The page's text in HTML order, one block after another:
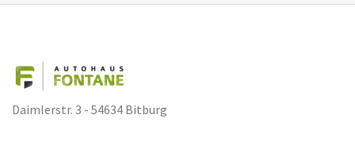
Daimlerstr. 3 - 54634 Bitburg